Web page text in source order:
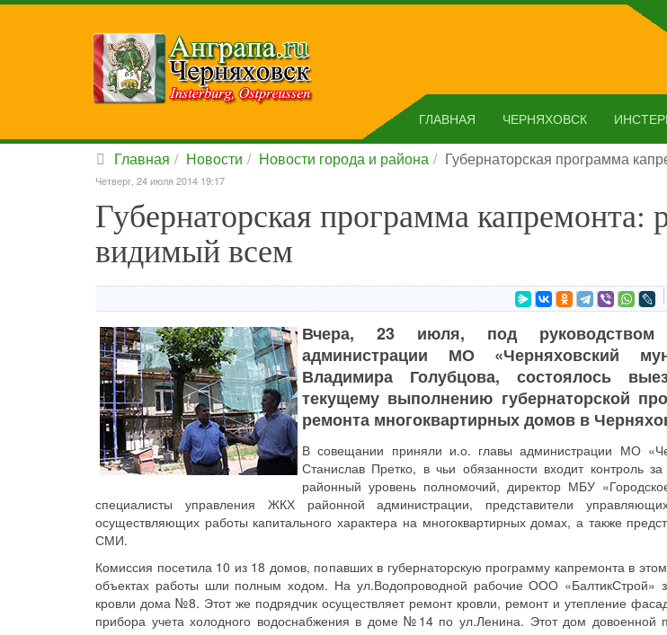
ГЛАВНАЯ ЧЕРНЯХОВСК
Главная Новости Новости города и района Губернаторская программа
Четверг, 24 июля 2014 19:17
Губернаторская программа капремонта:
видимый всем
Вчера, 23 июля, под руководством
администрации МО «Черняховский
Владимира Голубцова, состоялось
текущему выполнению губернаторской
ремонта многоквартирных домов в
В совещании приняли и.о. главы администрации МО
Станислав Претко, в чьи обязанности входит контроль
районный уровень полномочий, директор МБУ
специалисты управления ЖКХ районной администрации, представители
осуществляющих работы капитального характера на многоквартирных домах, а также
СМИ.
Комиссия посетила 10 из 18 домов, попавших в губернаторскую программу капремонта в
объектах работы шли полным ходом. На ул.Водопроводной рабочие ООО «БалтикСтрой»
кровли дома №8. Этот же подрядчик осуществляет ремонт кровли, ремонт и утепление
прибора учета холодного водоснабжения в доме №14 по ул.Ленина. Этот дом довоенной